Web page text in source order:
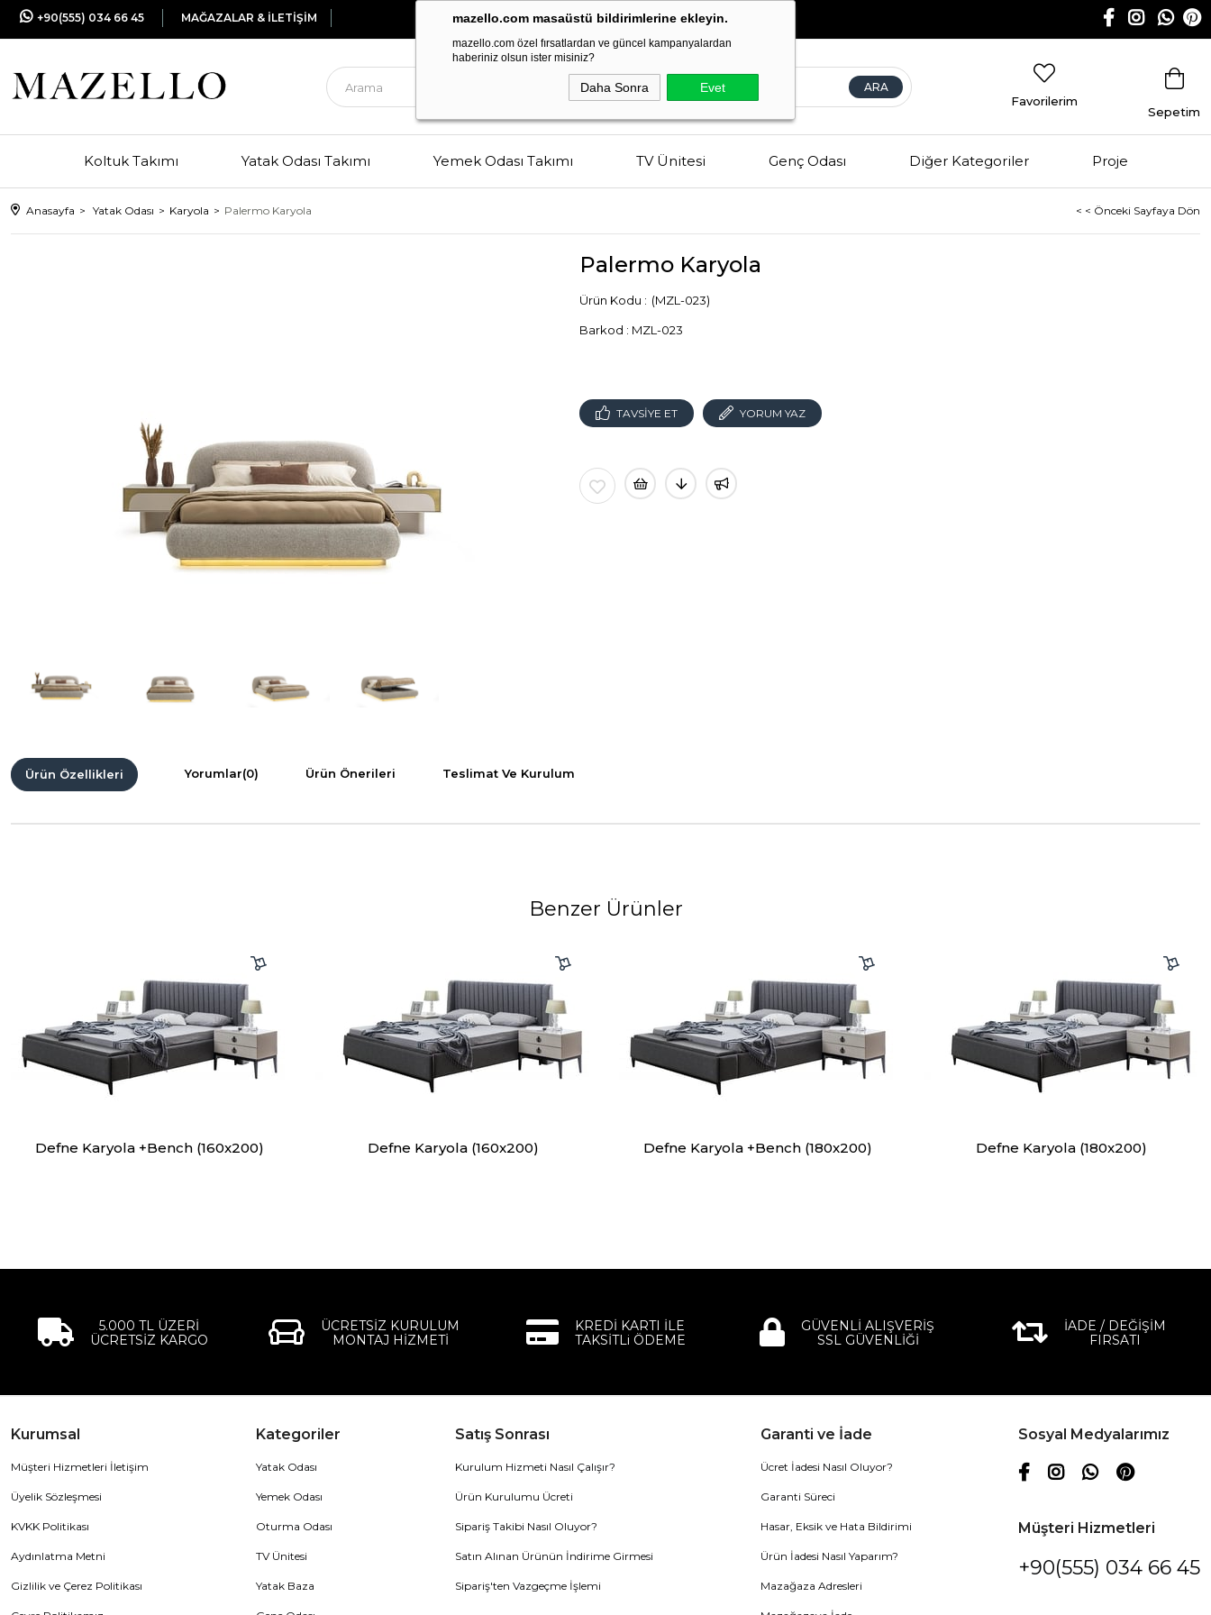
mazello.com masaüstü bildirimlerine ekleyin.
mazello.com özel fırsatlardan ve güncel kampanyalardan
haberiniz olsun ister misiniz?
Daha Sonra Evet
+90(555) 034 66 45 MAĞAZALAR & İLETİŞİM EstetikveKaliteninBuluşma Noktası
Sepetim
Favorilerim
Koltuk Takımı Yatak Odası Takımı Yemek Odası Takımı TV Ünitesi Genç Odası Diğer Kategoriler Proje
Anasayfa Yatak Odası Karyola Palermo Karyola < < Önceki Sayfaya Dön
Palermo Karyola
(MZL-023)
Barkod : MZL-023
TAVSIYE ET YORUM YAZ
Ürün Özellikleri Yorumlar(0) Ürün Önerileri Teslimat Ve Kurulum
Benzer Ürünler
Defne Karyola +Bench (160x200) Defne Karyola (160x200) Defne Karyola +Bench (180x200) Defne Karyola (180x200)
5.000 TL ÜZERİ
ÜCRETSİZ KARGO
ÜCRETSİZ KURULUM
MONTAJ HİZMETİ
KREDİ KARTI İLE
TAKSİTLi ÖDEME
GÜVENLİ ALIŞVERİŞ
SSL GÜVENLİĞİ
İADE / DEĞİŞİM
FIRSATI
Kurumsal
Müşteri Hizmetleri İletişim
Üyelik Sözleşmesi
KVKK Politikası
Aydınlatma Metni
Gizlilik ve Çerez Politikası
Kategoriler
Yatak Odası
Yemek Odası
Oturma Odası
TV Ünitesi
Yatak Baza
Satış Sonrası
Kurulum Hizmeti Nasıl Çalışır?
Ürün Kurulumu Ücreti
Sipariş Takibi Nasıl Oluyor?
Satın Alınan Ürünün İndirime Girmesi
Sipariş'ten Vazgeçme İşlemi
Garanti ve İade
Ücret İadesi Nasıl Oluyor?
Garanti Süreci
Hasar, Eksik ve Hata Bildirimi
Ürün İadesi Nasıl Yaparım?
Mazağaza Adresleri
Sosyal Medyalarımız
Müşteri Hizmetleri
+90(555) 034 66 45